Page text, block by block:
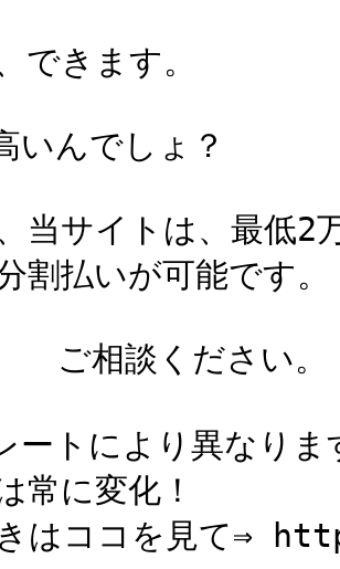
きます。
いんでしょ？
当サイトは、最低2
割払いが可能です。
ください。
ートにより異なりま
常に変化！
きはココを見て⇒